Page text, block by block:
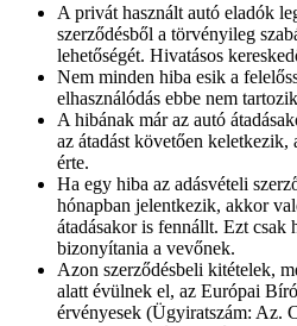
A privát használt autó eladók
szerződésből a törvényileg
lehetőségét. Hivatásos
Nem minden hiba esik a
elhasználódás ebbe nem
A hibának már az autó
az átadást követően
érte.
Ha egy hiba az adásvételi
hónapban jelentkezik, akkor
átadásakor is fennállt. Ezt csak
bizonyítania a vevőnek.
Azon szerződésbeli kitételek,
alatt évülnek el, az Európai
érvényesek (Ügyiratszám: Az.